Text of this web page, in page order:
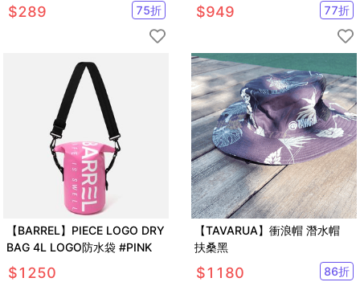
$289 75折 $949 77折
【BARREL】PIECE LOGO DRY
BAG 4L LOGO防水袋 #PINK
$1250
【TAVARUA】衝浪帽 潛水帽
扶桑黑
$1180 86折